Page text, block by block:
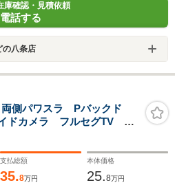
庫確認・見積依頼
電話する
の八条店
側パワスラ Pバックド
ドカメラ フルセグTV BT
タイヤ シートリフター
ッドランプ 社外15AW
支払総額
35.8万円
本体価格
25.8万円